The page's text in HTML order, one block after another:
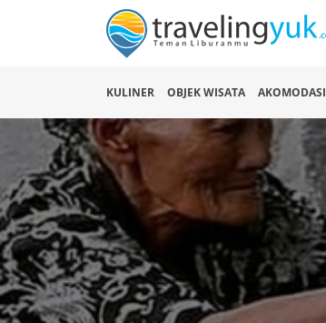
KULINER OBJEK WISATA AKOMODASI